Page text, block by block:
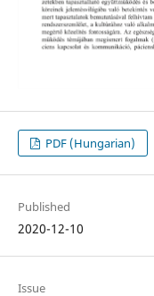
PDF (Hungarian)
Published
2020-12-10
Issue